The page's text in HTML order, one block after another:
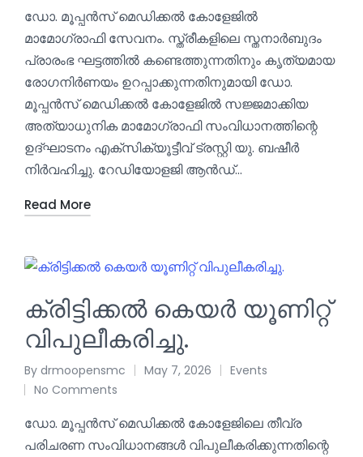
ഡോ. മൂപ്പൻസ് മെഡിക്കൽ കോളേജിൽ
മാമോഗ്രാഫി സേവനം. സ്ത്രീകളിലെ സ്തനാർബുദം
പ്രാരംഭ ഘട്ടത്തിൽ കണ്ടെത്തുന്നതിനും കൃത്യമായ
രോഗനിർണയം ഉറപ്പാക്കുന്നതിനുമായി ഡോ.
മൂപ്പൻസ് മെഡിക്കൽ കോളേജിൽ സജ്ജമാക്കിയ
അത്യാധുനിക മാമോഗ്രാഫി സംവിധാനത്തിന്റെ
ഉദ്ഘാടനം എക്സിക്യൂട്ടീവ് ട്രസ്റ്റി യു. ബഷീർ
നിർവഹിച്ചു. റേഡിയോളജി ആൻഡ്…
Read More
ക്രിട്ടിക്കൽ കെയർ യൂണിറ്റ്
വിപുലീകരിച്ചു.
By drmoopensmc May 7, 2026
Events
No Comments
ഡോ. മൂപ്പൻസ് മെഡിക്കൽ കോളേജിലെ തീവ്ര
പരിചരണ സംവിധാനങ്ങൾ വിപുലീകരിക്കുന്നതിന്റെ